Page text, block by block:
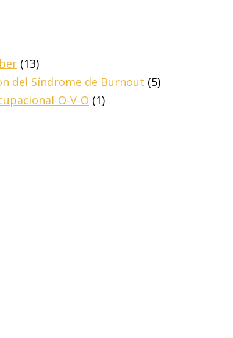
(13)
del Síndrome de Burnout (5)
O-V-O (1)